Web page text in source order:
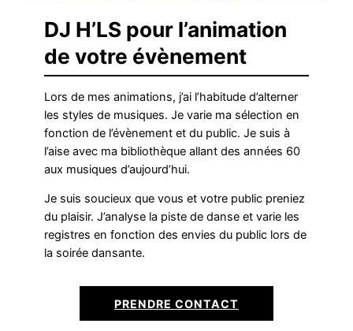
DJ H’LS pour l’animation
de votre évènement
Lors de mes animations, j’ai l’habitude d’alterner
les styles de musiques. Je varie ma sélection en
fonction de l’évènement et du public. Je suis à
l’aise avec ma bibliothèque allant des années 60
aux musiques d’aujourd’hui.
Je suis soucieux que vous et votre public preniez
du plaisir. J’analyse la piste de danse et varie les
registres en fonction des envies du public lors de
la soirée dansante.
PRENDRE CONTACT